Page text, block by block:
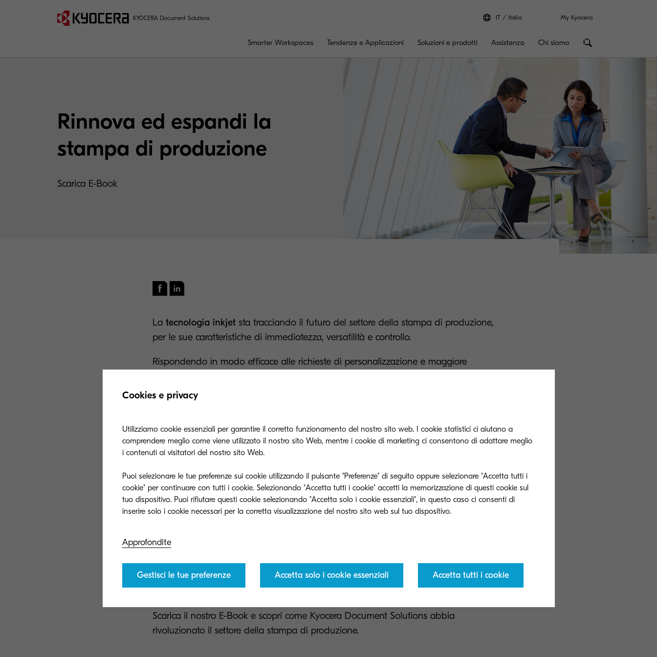
KYOCERA Document Solutions IT Italia My Kyocera
Smarter Workspaces Tendenze e Applicazioni Soluzioni e prodotti Assistenza Chi siamo
Rinnova ed espandi la
stampa di produzione
Scarica E-Book
La tecnologia inkjetsta tracciando il futuro del settore della stampa di produzione,
per le sue caratteristiche di immediatezza, versatilità e controllo.
Rispondendo in modo efficace alle richieste di personalizzazione e maggiore
nuove opportunità di business.
d'uso ed economicità: questo è tutto ciò che ti offre la tecnologia inkjet.
Spesso ci si chiede se tali vantaggi siano rivolti ai clienti che cercano nuovi fattori di
settori che hanno aperto nuove linee di produzione e nuovi mercati grazie all'uso
della stampa a getto d'inchiostro.
consumi e un forte indirizzo alla sostenibilità ambientale, consentono sia a chi vende
di azienda rispettando le esigenze applicative e il budget aziendale.
Cosa rende interessante il sistema a getto d’inchiostro TASKalfa Pro 15000c?
Scarica il nostro E-Book e scopri come Kyocera Document Solutions abbia
rivoluzionato il settore della stampa di produzione.
Cookies e privacy
Utilizziamo cookie essenziali per garantire il corretto funzionamento del nostro sito web. I cookie statistici ci aiutano a
comprendere meglio come viene utilizzato il nostro sito Web, mentre i cookie di marketing ci consentono di adattare meglio
i contenuti ai visitatori del nostro sito Web.
Puoi selezionare le tue preferenze sui cookie utilizzando il pulsante "Preferenze" di seguito oppure selezionare "Accetta tutti i
cookie" per continuare con tutti i cookie. Selezionando "Accetta tutti i cookie" accetti la memorizzazione di questi cookie sul
tuo dispositivo. Puoi rifiutare questi cookie selezionando "Accetta solo i cookie essenziali", in questo caso ci consenti di
inserire solo i cookie necessari per la corretta visualizzazione del nostro sito web sul tuo dispositivo.
Approfondite
Gestisci le tue preferenze Accetta solo i cookie essenziali Accetta tutti i cookie